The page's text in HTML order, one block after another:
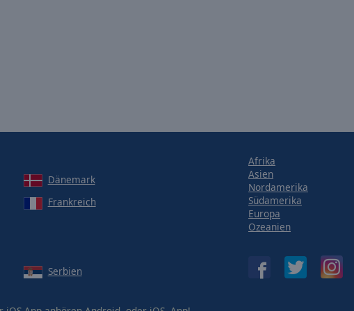
Dänemark
Frankreich
Serbien
Afrika
Asien
Nordamerika
Südamerika
Europa
Ozeanien